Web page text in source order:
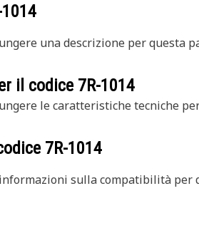
una descrizione per questa
il codice 7R-1014
le caratteristiche tecniche
7R-1014
sulla compatibilità per